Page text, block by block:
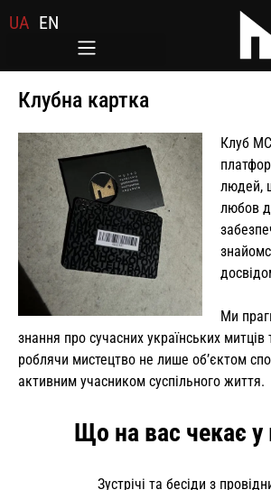
UA EN
Клубна картка
Клуб
людей,
любов
Ми
знання про сучасних українських митців
роблячи мистецтво не лише обʼєктом
активним учасником суспільного життя.
Що на вас чекає у
Зустрічі та бесіди з